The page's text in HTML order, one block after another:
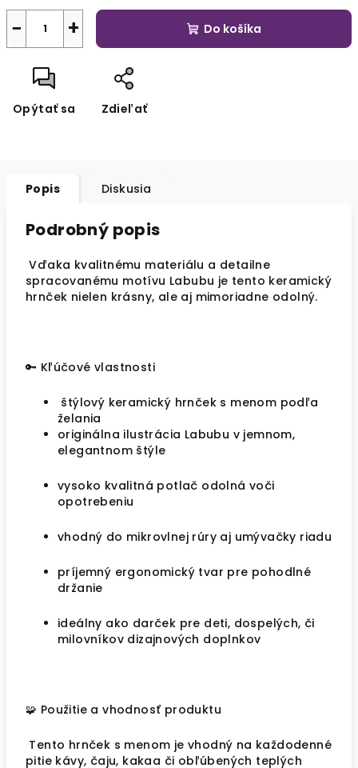
+
− Do košíka
Opýtať sa Zdieľať
Popis Diskusia
Podrobný popis
Vďaka kvalitnému materiálu a detailne
spracovanému motívu Labubu je tento keramický
hrnček nielen krásny, ale aj mimoriadne odolný.
🔑 Kľúčové vlastnosti
štýlový keramický hrnček s menom podľa
želania
originálna ilustrácia Labubu v jemnom,
elegantnom štýle
vysoko kvalitná potlač odolná voči
opotrebeniu
vhodný do mikrovlnej rúry aj umývačky riadu
príjemný ergonomický tvar pre pohodlné
držanie
ideálny ako darček pre deti, dospelých, či
milovníkov dizajnových doplnkov
🧩 Použitie a vhodnosť produktu
Tento hrnček s menom je vhodný na každodenné
pitie kávy, čaju, kakaa či obľúbených teplých